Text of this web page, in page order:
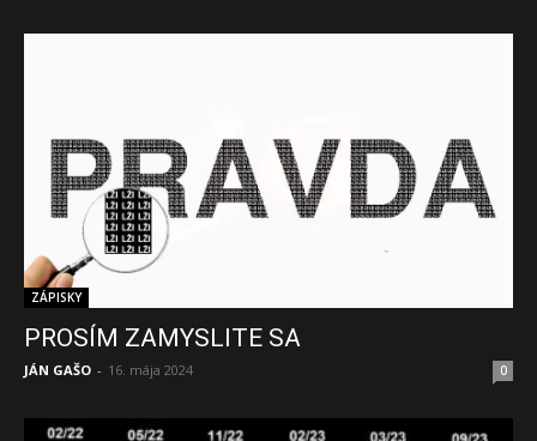
ZÁPISKY
PROSÍM ZAMYSLITE SA
JÁN GAŠO - 16. mája 2024 0